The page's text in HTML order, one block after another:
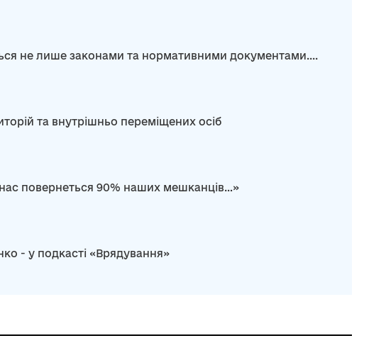
не лише законами та нормативними документами....
та внутрішньо переміщених осіб
повернеться 90% наших мешканців…»
- у подкасті «Врядування»